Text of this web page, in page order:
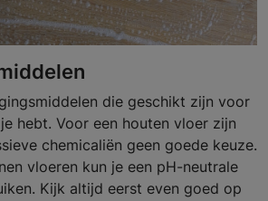
die geschikt zijn voor
hebt. Voor een houten vloer zijn
chemicaliën geen goede keuze.
vloeren kun je een pH-neutrale
Kijk altijd eerst even goed op